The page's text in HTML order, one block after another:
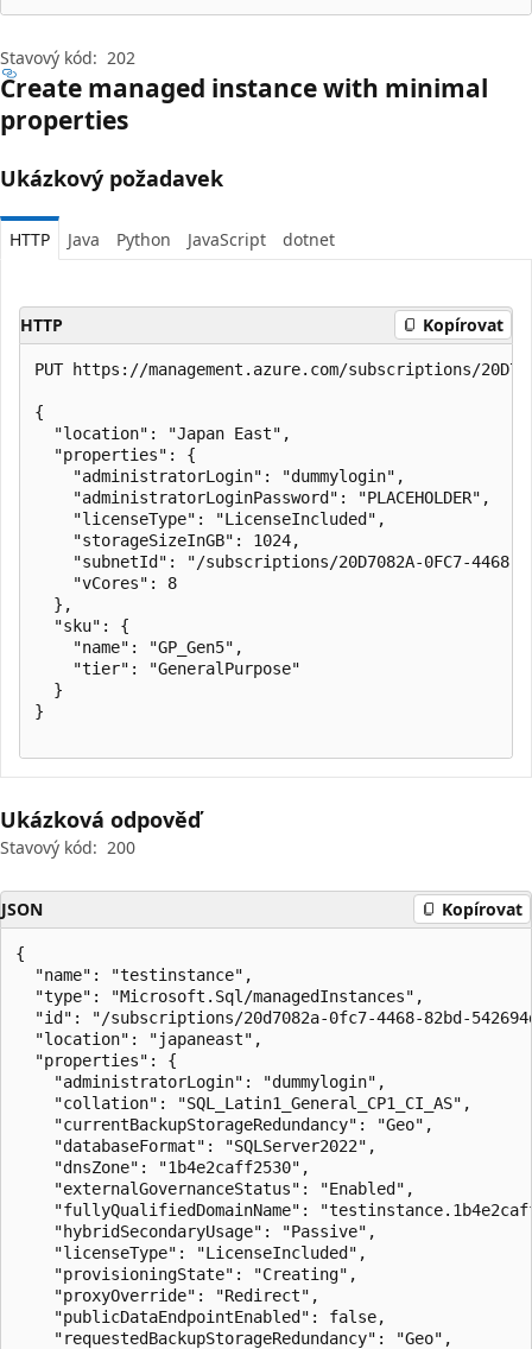
Stavový kód: 202
Create managed instance with minimal
properties
Ukázkový požadavek
HTTP Java Python JavaScript dotnet
HTTP Kopírovat
PUT https://management.azure.com/subscriptions/
{
  "location": "Japan East",
  "properties": {
    "administratorLogin": "dummylogin",
    "administratorLoginPassword": "PLACEHOLDER",
    "licenseType": "LicenseIncluded",
    "storageSizeInGB": 1024,
"subnetId": "/subscriptions/20D7082A-0FC7-
    "vCores": 8
  },
  "sku": {
    "name": "GP_Gen5",
    "tier": "GeneralPurpose"
  }
}
Ukázková odpověď
Stavový kód: 200
JSON Kopírovat
{
  "name": "testinstance",
  "type": "Microsoft.Sql/managedInstances",
"id": "/subscriptions/20d7082a-0fc7-4468-82bd-
  "location": "japaneast",
  "properties": {
    "administratorLogin": "dummylogin",
    "collation": "SQL_Latin1_General_CP1_CI_AS",
    "currentBackupStorageRedundancy": "Geo",
    "databaseFormat": "SQLServer2022",
    "dnsZone": "1b4e2caff2530",
    "externalGovernanceStatus": "Enabled",
"fullyQualifiedDomainName":
    "hybridSecondaryUsage": "Passive",
    "licenseType": "LicenseIncluded",
    "provisioningState": "Creating",
    "proxyOverride": "Redirect",
    "publicDataEndpointEnabled": false,
    "requestedBackupStorageRedundancy": "Geo",